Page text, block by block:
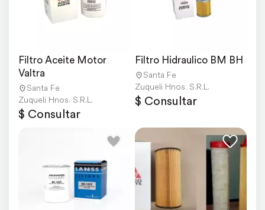
Filtro Aceite Motor
Valtra
Santa Fe
Zuqueli Hnos. S.R.L.
$ Consultar
Filtro Hidraulico BM BH
Santa Fe
Zuqueli Hnos. S.R.L.
$ Consultar